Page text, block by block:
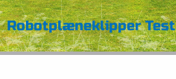
Gå
til
indholdet
Robotplæneklipper Test